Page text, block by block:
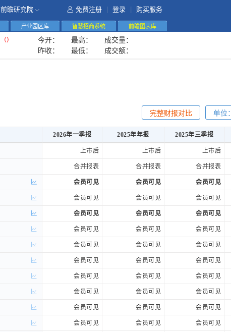
前瞻研究院 免费注册 登录 购买服务
产业园区库 智慧招商系统 前瞻图表库
（） 今开： 最高：
成交量：
昨收：
最低： 成交额：
单位：
完整财报对比
2026年一季报 2025年年报 2025年三季报
2026年一季报
2025年年报 2025年三季报
上市后 上市后 上市后
合并报表 合并报表 合并报表
会员可见 会员可见 会员可见
会员可见 会员可见 会员可见
会员可见 会员可见 会员可见
会员可见 会员可见 会员可见
会员可见 会员可见 会员可见
会员可见 会员可见 会员可见
会员可见 会员可见 会员可见
会员可见 会员可见 会员可见
会员可见 会员可见 会员可见
会员可见 会员可见 会员可见